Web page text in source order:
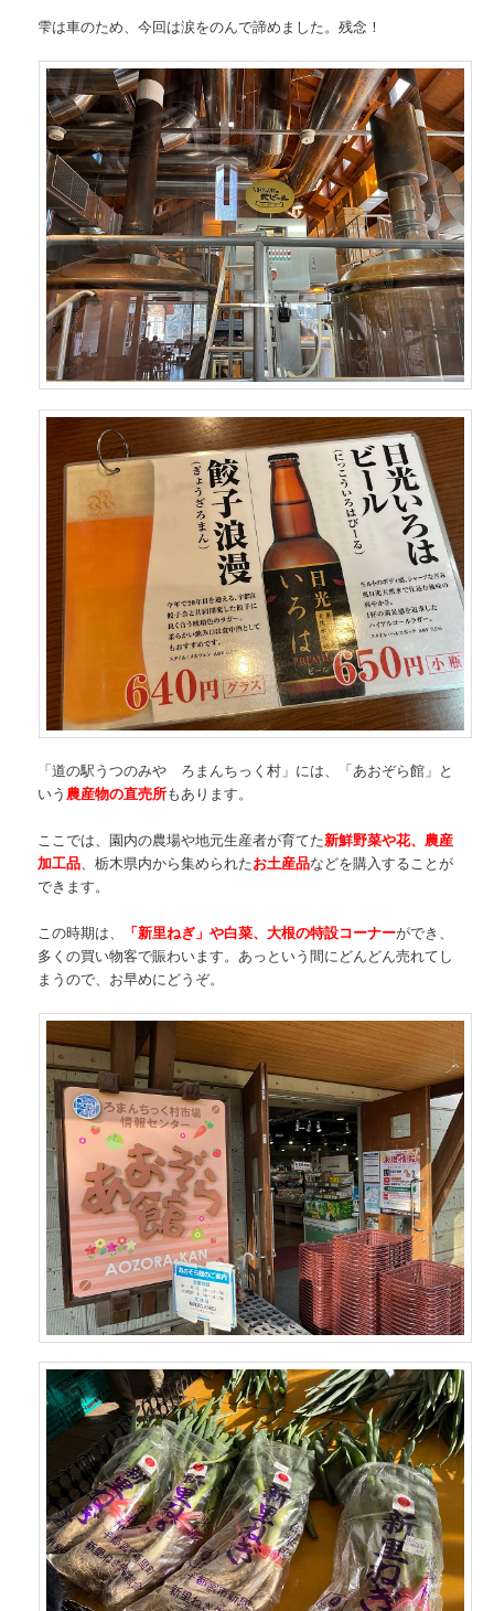
雫は車のため、今回は涙をのんで諦めました。残念！
「道の駅うつのみや ろまんちっく村」には、「あおぞら館」と
いう農産物の直売所もあります。
ここでは、園内の農場や地元生産者が育てた新鮮野菜や花、農産
加工品、栃木県内から集められたお土産品などを購入することが
できます。
この時期は、 「新里ねぎ」や白菜、大根の特設コーナーができ、
多くの買い物客で賑わいます。あっという間にどんどん売れてし
まうので、お早めにどうぞ。